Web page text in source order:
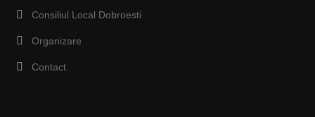
Consiliul Local Dobroesti
Organizare
Contact